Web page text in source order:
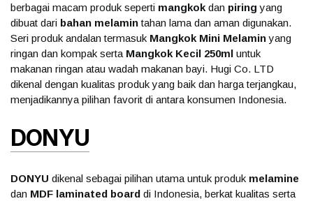
berbagai macam produk seperti mangkok dan piring yang
dibuat dari bahan melamintahan lama dan aman digunakan.
Seri produk andalan termasuk Mangkok Mini Melaminyang
ringan dan kompak serta Mangkok Kecil 250ml untuk
makanan ringan atau wadah makanan bayi. Hugi Co. LTD
dikenal dengan kualitas produk yang baik dan harga terjangkau,
menjadikannya pilihan favorit di antara konsumen Indonesia.
DONYU
DONYU dikenal sebagai pilihan utama untuk produk melamine
dan MDF laminated board di Indonesia, berkat kualitas serta